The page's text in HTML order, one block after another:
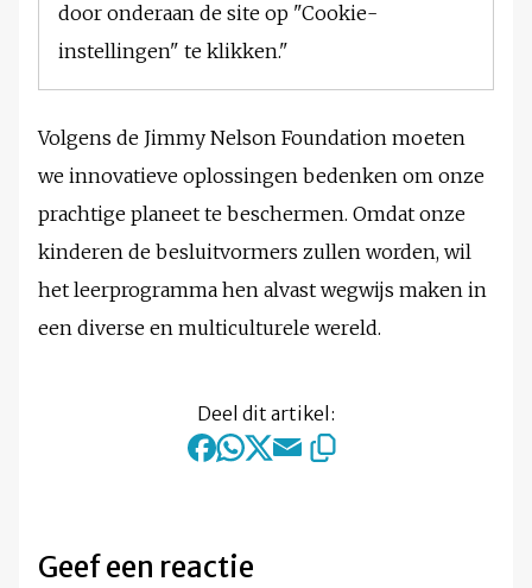
door onderaan de site op "Cookie-
instellingen" te klikken."
Volgens de Jimmy Nelson Foundation moeten
we innovatieve oplossingen bedenken om onze
prachtige planeet te beschermen. Omdat onze
kinderen de besluitvormers zullen worden, wil
het leerprogramma hen alvast wegwijs maken in
een diverse en multiculturele wereld.
Deel dit artikel:
Geef een reactie